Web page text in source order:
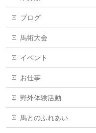
ブログ
馬術大会
イベント
お仕事
野外体験活動
馬とのふれあい